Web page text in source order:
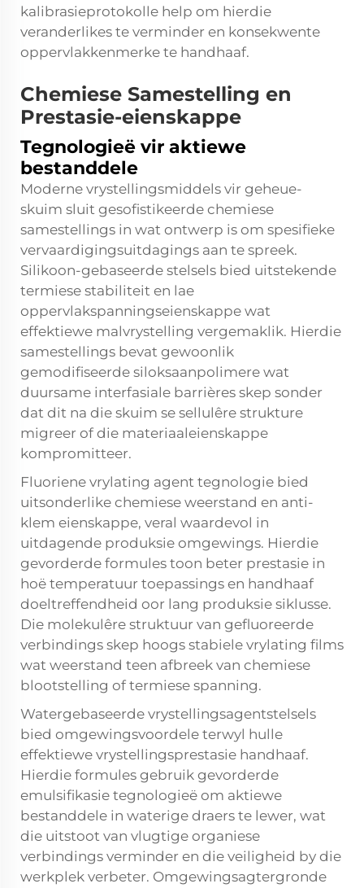
kalibrasieprotokolle help om hierdie
veranderlikes te verminder en konsekwente
oppervlakkenmerke te handhaaf.
Chemiese Samestelling en
Prestasie-eienskappe
Tegnologieë vir aktiewe
bestanddele
Moderne vrystellingsmiddels vir geheue-
skuim sluit gesofistikeerde chemiese
samestellings in wat ontwerp is om spesifieke
vervaardigingsuitdagings aan te spreek.
Silikoon-gebaseerde stelsels bied uitstekende
termiese stabiliteit en lae
oppervlakspanningseienskappe wat
effektiewe malvrystelling vergemaklik. Hierdie
samestellings bevat gewoonlik
gemodifiseerde siloksaanpolimere wat
duursame interfasiale barrières skep sonder
dat dit na die skuim se sellulêre strukture
migreer of die materiaaleienskappe
kompromitteer.
Fluoriene vrylating agent tegnologie bied
uitsonderlike chemiese weerstand en anti-
klem eienskappe, veral waardevol in
uitdagende produksie omgewings. Hierdie
gevorderde formules toon beter prestasie in
hoë temperatuur toepassings en handhaaf
doeltreffendheid oor lang produksie siklusse.
Die molekulêre struktuur van gefluoreerde
verbindings skep hoogs stabiele vrylating films
wat weerstand teen afbreek van chemiese
blootstelling of termiese spanning.
Watergebaseerde vrystellingsagentstelsels
bied omgewingsvoordele terwyl hulle
effektiewe vrystellingsprestasie handhaaf.
Hierdie formules gebruik gevorderde
emulsifikasie tegnologieë om aktiewe
bestanddele in waterige draers te lewer, wat
die uitstoot van vlugtige organiese
verbindings verminder en die veiligheid by die
werkplek verbeter. Omgewingsagtergronde